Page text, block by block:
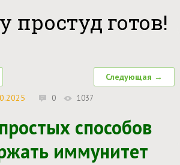
простуд готов!
Следующая →
0 1037
способов
иммунитет